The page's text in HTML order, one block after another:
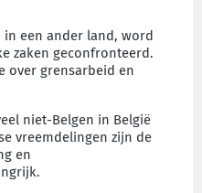
in een ander land, word
zaken geconfronteerd.
over grensarbeid en
niet-Belgen in België
vreemdelingen zijn de
en